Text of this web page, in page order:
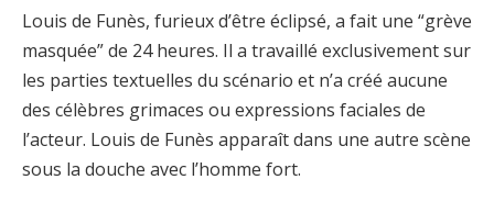
Louis de Funès, furieux d’être éclipsé, a fait une “grève
masquée” de 24 heures. Il a travaillé exclusivement sur
les parties textuelles du scénario et n’a créé aucune
des célèbres grimaces ou expressions faciales de
l’acteur. Louis de Funès apparaît dans une autre scène
sous la douche avec l’homme fort.